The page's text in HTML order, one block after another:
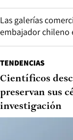
Las galerías
embajador chileno
TENDENCIAS
Científicos
preservan sus
investigación